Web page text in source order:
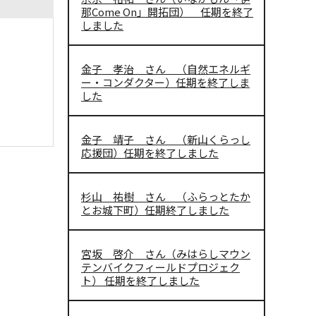
那Come On」開拓団） 任期を終了
しました
金子 孝治 さん （自然エネルギ
ー・コンダクター）任期を終了しま
した
金子 靖子 さん （新山くらっし
応援団）任期を終了しました
杉山 祐樹 さん （ふらっとたか
とお城下町）任期終了しました
宮坂 啓介 さん（みはらしマウン
テンバイクフィールドプロジェク
ト） 任期を終了しました